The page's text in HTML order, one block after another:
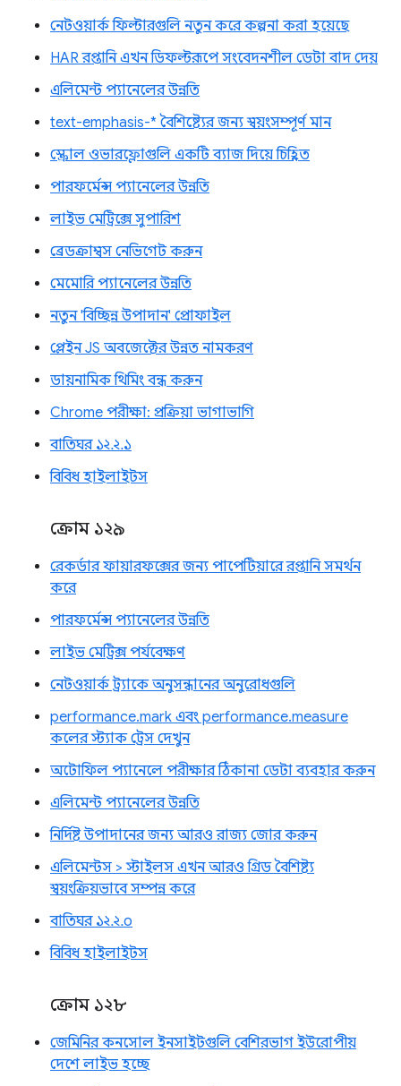
নেটওয়ার্ক ফিল্টারগুলি নতুন করে কল্পনা করা হয়েছে
HAR রপ্তানি এখন ডিফল্টরূপে সংবেদনশীল ডেটা বাদ দেয়
এলিমেন্ট প্যানেলের উন্নতি
text-emphasis-* বৈশিষ্ট্যের জন্য স্বয়ংসম্পূর্ণ মান
স্ক্রোল ওভারফ্লোগুলি একটি ব্যাজ দিয়ে চিহ্নিত
পারফর্মেন্স প্যানেলের উন্নতি
লাইভ মেট্রিক্সে সুপারিশ
ব্রেডক্রাম্বস নেভিগেট করুন
মেমোরি প্যানেলের উন্নতি
নতুন 'বিচ্ছিন্ন উপাদান' প্রোফাইল
প্লেইন JS অবজেক্টের উন্নত নামকরণ
ডায়নামিক থিমিং বন্ধ করুন
Chrome পরীক্ষা: প্রক্রিয়া ভাগাভাগি
বাতিঘর ১২.২.১
বিবিধ হাইলাইটস
ক্রোম ১২৯
রেকর্ডার ফায়ারফক্সের জন্য পাপেটিয়ারে রপ্তানি সমর্থন
করে
পারফর্মেন্স প্যানেলের উন্নতি
লাইভ মেট্রিক্স পর্যবেক্ষণ
নেটওয়ার্ক ট্র্যাকে অনুসন্ধানের অনুরোধগুলি
performance.mark এবং performance.measure
কলের স্ট্যাক ট্রেস দেখুন
অটোফিল প্যানেলে পরীক্ষার ঠিকানা ডেটা ব্যবহার করুন
এলিমেন্ট প্যানেলের উন্নতি
নির্দিষ্ট উপাদানের জন্য আরও রাজ্য জোর করুন
এলিমেন্টস > স্টাইলস এখন আরও গ্রিড বৈশিষ্ট্য
স্বয়ংক্রিয়ভাবে সম্পন্ন করে
বাতিঘর ১২.২.০
বিবিধ হাইলাইটস
ক্রোম ১২৮
জেমিনির কনসোল ইনসাইটগুলি বেশিরভাগ ইউরোপীয়
দেশে লাইভ হচ্ছে